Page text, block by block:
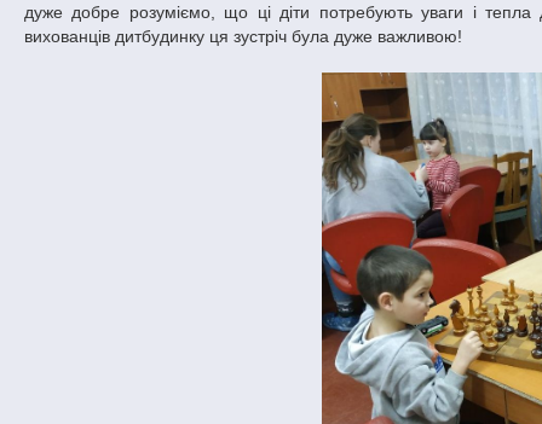
дуже добре розуміємо, що ці діти потребують уваги і
вихованців дитбудинку ця зустріч була дуже важливою!